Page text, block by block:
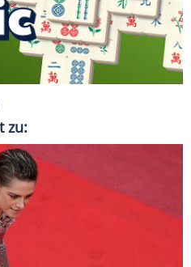
zu: